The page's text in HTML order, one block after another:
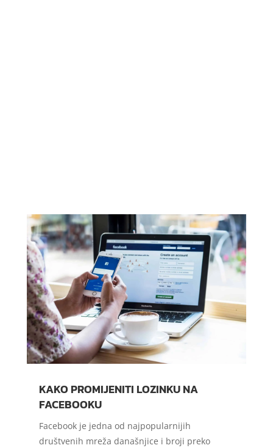
KAKO PROMIJENITI LOZINKU NA
FACEBOOKU
Facebook je jedna od najpopularnijih
društvenih mreža današnjice i broji preko